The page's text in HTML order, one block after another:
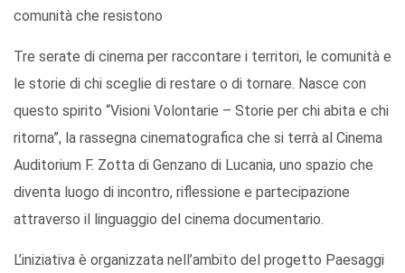
comunità che resistono
Tre serate di cinema per raccontare i territori, le comunità e
le storie di chi sceglie di restare o di tornare. Nasce con
questo spirito “Visioni Volontarie – Storie per chi abita e chi
ritorna”, la rassegna cinematografica che si terrà al Cinema
Auditorium F. Zotta di Genzano di Lucania, uno spazio che
diventa luogo di incontro, riflessione e partecipazione
attraverso il linguaggio del cinema documentario.
L’iniziativa è organizzata nell’ambito del progetto Paesaggi